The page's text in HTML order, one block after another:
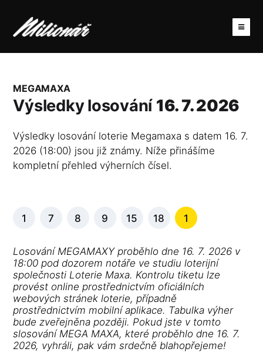
MEGAMAXA
Výsledky losování 16. 7. 2026
Výsledky losování loterie Megamaxa s datem 16. 7.
2026 (18:00) jsou již známy. Níže přinášíme
kompletní přehled výherních čísel.
1 7 8 9 15 18 1
Losování MEGAMAXY proběhlo dne 16. 7. 2026 v
18:00 pod dozorem notáře ve studiu loterijní
společnosti Loterie Maxa. Kontrolu tiketu lze
provést online prostřednictvím oficiálních
webových stránek loterie, případně
prostřednictvím mobilní aplikace. Tabulka výher
bude zveřejněna později. Pokud jste v tomto
slosování MEGA MAXA, které proběhlo dne 16. 7.
2026, vyhráli, pak vám srdečně blahopřejeme!